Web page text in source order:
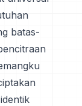
batas-